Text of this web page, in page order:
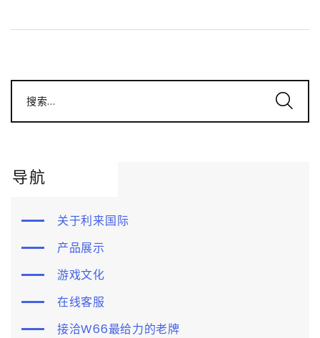
搜索...
导航
关于利来国际
产品展示
游戏文化
在线客服
接洽W66最给力的老牌